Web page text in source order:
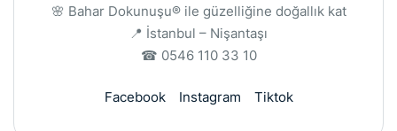
🌸 Bahar Dokunuşu® ile güzelliğine doğallık kat
📍 İstanbul – Nişantaşı
☎ 0546 110 33 10
Facebook Instagram Tiktok